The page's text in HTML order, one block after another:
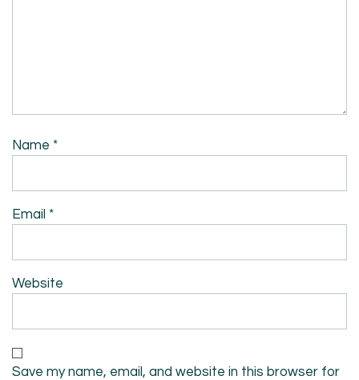
Name *
Email *
Website
Save my name, email, and website in this browser for